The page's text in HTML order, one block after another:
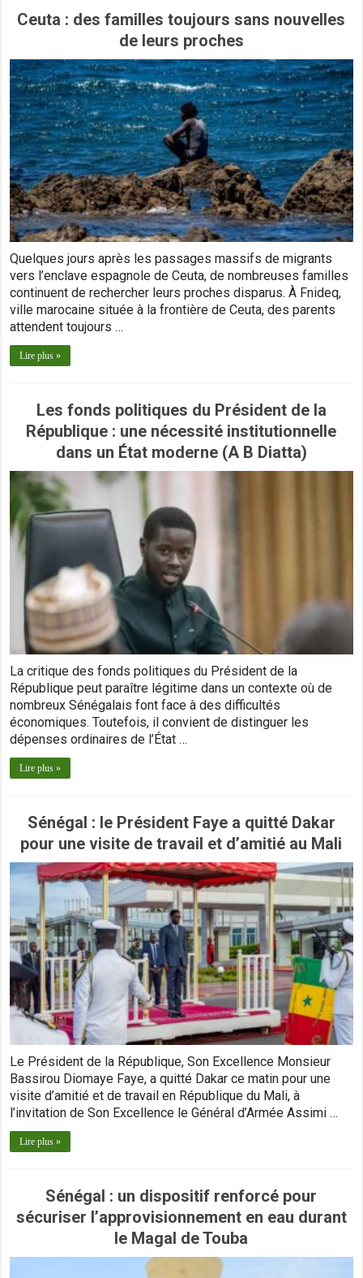
Ceuta : des familles toujours sans nouvelles
de leurs proches
Quelques jours après les passages massifs de migrants
vers l’enclave espagnole de Ceuta, de nombreuses familles
continuent de rechercher leurs proches disparus. À Fnideq,
ville marocaine située à la frontière de Ceuta, des parents
attendent toujours …
Lire plus »
Les fonds politiques du Président de la
République : une nécessité institutionnelle
dans un État moderne (A B Diatta)
La critique des fonds politiques du Président de la
République peut paraître légitime dans un contexte où de
nombreux Sénégalais font face à des difficultés
économiques. Toutefois, il convient de distinguer les
dépenses ordinaires de l’État …
Lire plus »
Sénégal : le Président Faye a quitté Dakar
pour une visite de travail et d’amitié au Mali
Le Président de la République, Son Excellence Monsieur
Bassirou Diomaye Faye, a quitté Dakar ce matin pour une
visite d’amitié et de travail en République du Mali, à
l’invitation de Son Excellence le Général d’Armée Assimi …
Lire plus »
Sénégal : un dispositif renforcé pour
sécuriser l’approvisionnement en eau durant
le Magal de Touba